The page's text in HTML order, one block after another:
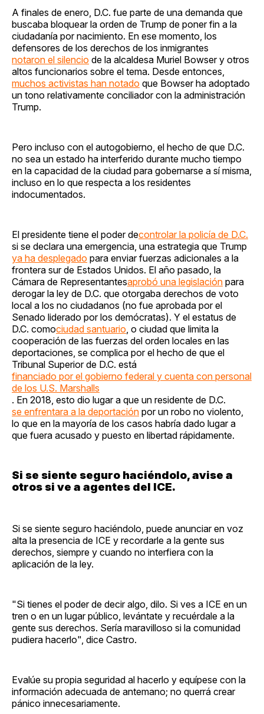
A finales de enero, D.C. fue parte de una demanda que
buscaba bloquear la orden de Trump de poner fin a la
ciudadanía por nacimiento. En ese momento, los
defensores de los derechos de los inmigrantes
notaron el silencio de la alcaldesa Muriel Bowser y otros
altos funcionarios sobre el tema. Desde entonces,
muchos activistas han notado que Bowser ha adoptado
un tono relativamente conciliador con la administración
Trump.
Pero incluso con el autogobierno, el hecho de que D.C.
no sea un estado ha interferido durante mucho tiempo
en la capacidad de la ciudad para gobernarse a sí misma,
incluso en lo que respecta a los residentes
indocumentados.
El presidente tiene el poder decontrolar la policía de D.C.
si se declara una emergencia, una estrategia que Trump
ya ha desplegado para enviar fuerzas adicionales a la
frontera sur de Estados Unidos. El año pasado, la
Cámara de Representantesaprobó una legislación para
derogar la ley de D.C. que otorgaba derechos de voto
local a los no ciudadanos (no fue aprobada por el
Senado liderado por los demócratas). Y el estatus de
D.C. comociudad santuario , o ciudad que limita la
cooperación de las fuerzas del orden locales en las
deportaciones, se complica por el hecho de que el
Tribunal Superior de D.C. está
financiado por el gobierno federal y cuenta con personal
de los U.S. Marshalls
. En 2018, esto dio lugar a que un residente de D.C.
se enfrentara a la deportación por un robo no violento,
lo que en la mayoría de los casos habría dado lugar a
que fuera acusado y puesto en libertad rápidamente.
Si se siente seguro haciéndolo, avise a
otros si ve a agentes del ICE.
Si se siente seguro haciéndolo, puede anunciar en voz
alta la presencia de ICE y recordarle a la gente sus
derechos, siempre y cuando no interfiera con la
aplicación de la ley.
"Si tienes el poder de decir algo, dilo. Si ves a ICE en un
tren o en un lugar público, levántate y recuérdale a la
gente sus derechos. Sería maravilloso si la comunidad
pudiera hacerlo", dice Castro.
Evalúe su propia seguridad al hacerlo y equípese con la
información adecuada de antemano; no querrá crear
pánico innecesariamente.